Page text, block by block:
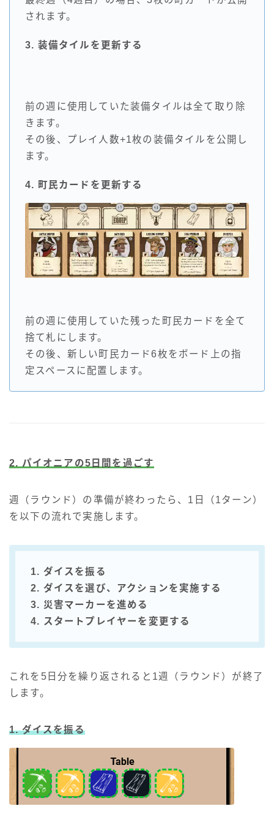
されます。
3. 装備タイルを更新する
前の週に使用していた装備タイルは全て取り除
きます。
その後、プレイ人数+1枚の装備タイルを公開し
ます。
4. 町民カードを更新する
前の週に使用していた残った町民カードを全て
捨て札にします。
その後、新しい町民カード6枚をボード上の指
定スペースに配置します。
2. パイオニアの5日間を過ごす
週（ラウンド）の準備が終わったら、1日（1ターン）
を以下の流れで実施します。
1. ダイスを振る
2. ダイスを選び、アクションを実施する
3. 災害マーカーを進める
4. スタートプレイヤーを変更する
これを5日分を繰り返されると1週（ラウンド）が終了
します。
1. ダイスを振る